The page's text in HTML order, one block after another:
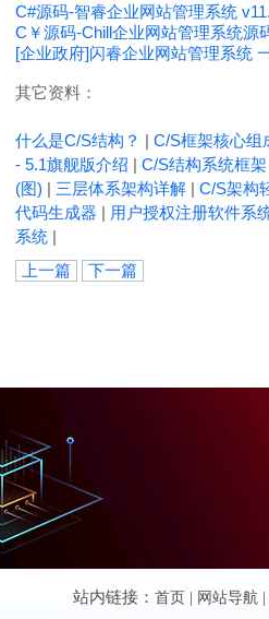
C#源码-智睿企业网站管理系统
C￥源码-Chill企业网站管理系统源
[企业政府]闪睿企业网站管理系统
其它资料：
什么是C/S结构？ | C/S框架核心组
- 5.1旗舰版介绍 | C/S结构系统框
(图) | 三层体系架构详解| C/S架构
代码生成器 | 用户授权注册软件系
系统|
上一篇
下一篇
站内链接： 首页| 网站导航 |